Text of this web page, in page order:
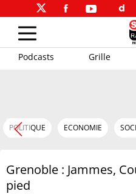
Podcasts Grille
POLITIQUE ECONOMIE
Grenoble : Jammes,
pied